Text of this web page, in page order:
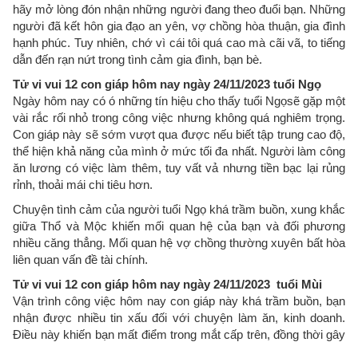
hãy mở lòng đón nhận những người đang theo đuổi bạn. Những
người đã kết hôn gia đạo an yên, vợ chồng hòa thuận, gia đình
hạnh phúc. Tuy nhiên, chớ vì cái tôi quá cao mà cãi vã, to tiếng
dẫn đến rạn nứt trong tình cảm gia đình, bạn bè.
Tử vi vui 12 con giáp hôm nay ngày 24/11/2023 tuổi Ngọ
Ngày hôm nay có ó những tín hiệu cho thấy tuổi Ngọsẽ gặp một
vài rắc rối nhỏ trong công việc nhưng không quá nghiêm trọng.
Con giáp này sẽ sớm vượt qua được nếu biết tập trung cao độ,
thể hiện khả năng của mình ở mức tối đa nhất. Người làm công
ăn lương có việc làm thêm, tuy vất vả nhưng tiền bạc lại rủng
rỉnh, thoải mái chi tiêu hơn.
Chuyện tình cảm của người tuổi Ngọ khá trầm buồn, xung khắc
giữa Thổ và Mộc khiến mối quan hệ của bạn và đối phương
nhiều căng thẳng. Mối quan hệ vợ chồng thường xuyên bất hòa
liên quan vấn đề tài chính.
Tử vi vui 12 con giáp hôm nay ngày 24/11/2023 tuổi Mùi
Vận trình công việc hôm nay con giáp này khá trầm buồn, bạn
nhận được nhiều tin xấu đối với chuyện làm ăn, kinh doanh.
Điều này khiến bạn mất điểm trong mắt cấp trên, đồng thời gây